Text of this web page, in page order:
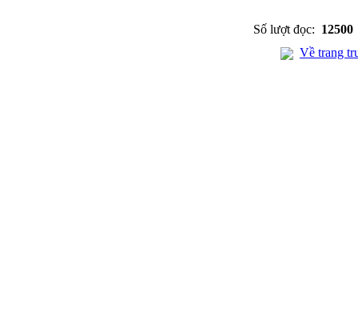
Số lượt đọc: 12500
Về trang